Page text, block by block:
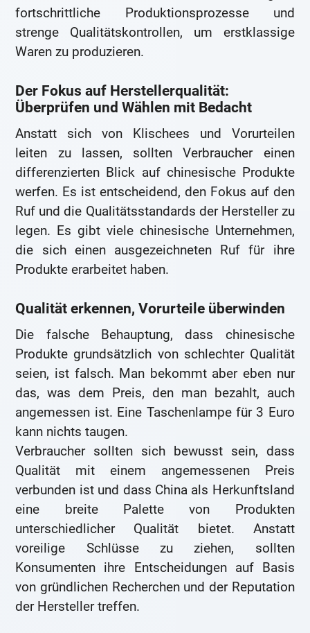
fortschrittliche Produktionsprozesse und
strenge Qualitätskontrollen, um erstklassige
Waren zu produzieren.
Der Fokus auf Herstellerqualität:
Überprüfen und Wählen mit Bedacht
Anstatt sich von Klischees und Vorurteilen
leiten zu lassen, sollten Verbraucher einen
differenzierten Blick auf chinesische Produkte
werfen. Es ist entscheidend, den Fokus auf den
Ruf und die Qualitätsstandards der Hersteller zu
legen. Es gibt viele chinesische Unternehmen,
die sich einen ausgezeichneten Ruf für ihre
Produkte erarbeitet haben.
Qualität erkennen, Vorurteile überwinden
Die falsche Behauptung, dass chinesische
Produkte grundsätzlich von schlechter Qualität
seien, ist falsch. Man bekommt aber eben nur
das, was dem Preis, den man bezahlt, auch
angemessen ist. Eine Taschenlampe für 3 Euro
kann nichts taugen.
Verbraucher sollten sich bewusst sein, dass
Qualität mit einem angemessenen Preis
verbunden ist und dass China als Herkunftsland
eine breite Palette von Produkten
unterschiedlicher Qualität bietet. Anstatt
voreilige Schlüsse zu ziehen, sollten
Konsumenten ihre Entscheidungen auf Basis
von gründlichen Recherchen und der Reputation
der Hersteller treffen.